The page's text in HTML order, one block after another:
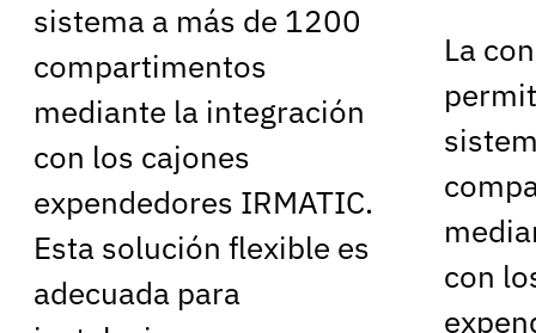
sistema a más de 1200
compartimentos
mediante la integración
con los cajones
expendedores IRMATIC.
Esta solución flexible es
adecuada para
La
con